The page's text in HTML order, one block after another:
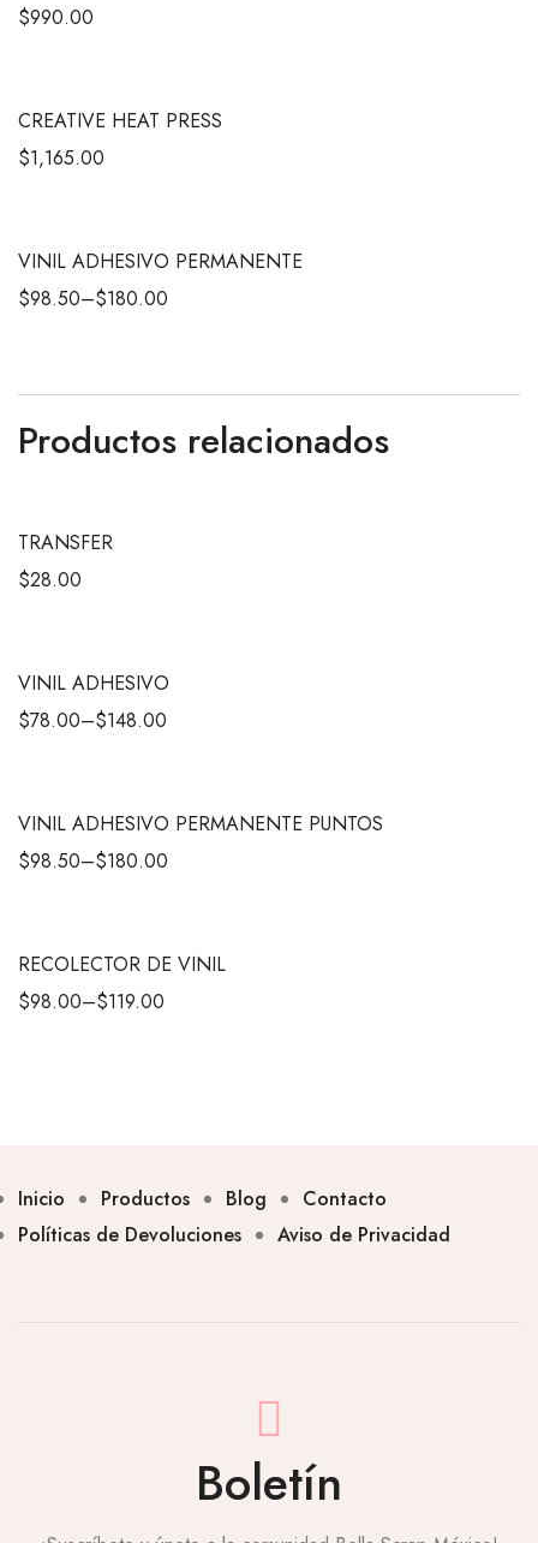
$990.00
CREATIVE HEAT PRESS
$1,165.00
VINIL ADHESIVO PERMANENTE
$98.50–$180.00
Productos relacionados
TRANSFER
$28.00
VINIL ADHESIVO
$78.00–$148.00
VINIL ADHESIVO PERMANENTE PUNTOS
$98.50–$180.00
RECOLECTOR DE VINIL
$98.00–$119.00
Inicio Productos Blog
Contacto
Políticas de Devoluciones
Aviso de Privacidad
Boletín